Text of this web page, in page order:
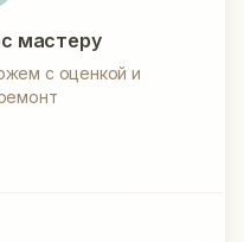
мастеру
с оценкой и